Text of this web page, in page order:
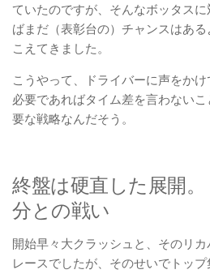
ていたのですが、そんなボッタス
ばまだ（表彰台の）チャンスはあ
こえてきました。
こうやって、ドライバーに声をかけ
必要であればタイム差を言わない
要な戦略なんだそう。
終盤は硬直した展開
分との戦い
開始早々大クラッシュと、そのリ
レースでしたが、そのせいでトッ